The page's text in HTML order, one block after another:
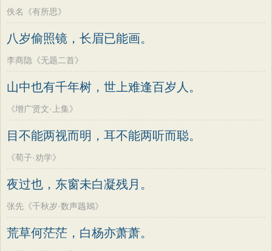
佚名《有所思》
八岁偷照镜，长眉已能画。
李商隐《无题二首》
山中也有千年树，世上难逢百岁人。
《增广贤文·上集》
目不能两视而明，耳不能两听而聪。
《荀子·劝学》
夜过也，东窗未白凝残月。
张先《千秋岁·数声鶗鴂》
荒草何茫茫，白杨亦萧萧。